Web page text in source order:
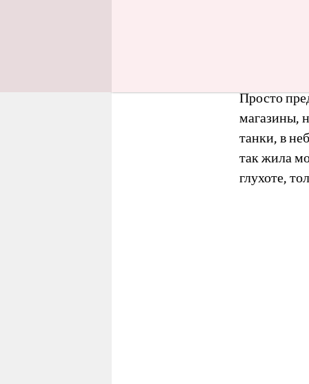
,
“радости“
Просто
магазины,
танки, в
так жила
глухоте,